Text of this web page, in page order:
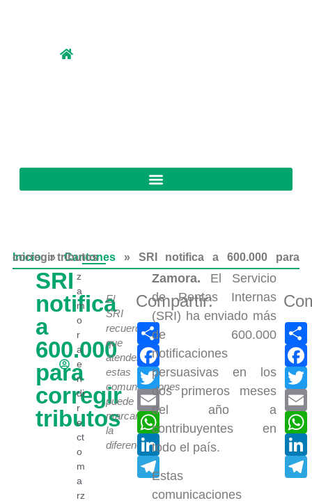
Inicio»Cantones»
SRI notifica a 600.000 para corregir tributos
SRI
notifica
a
600.000
para
corregir
tributos
z
a
m
o
r
a
e
n
di
r
e
ct
o
m
a
rz
El
SRI
recuerda
que
atender
estas
comunicaciones
puede
marcar
la
diferencia.
Compartir:
Compartir
Facebook
Twitter
Email
WhatsApp
LinkedIn
Telegram
Zamora. El Servicio
de Rentas Internas
(SRI) ha enviado más
de 600.000
notificaciones
persuasivas en los
dos primeros meses
del año a
contribuyentes en
todo el país.
Estas
comunicaciones